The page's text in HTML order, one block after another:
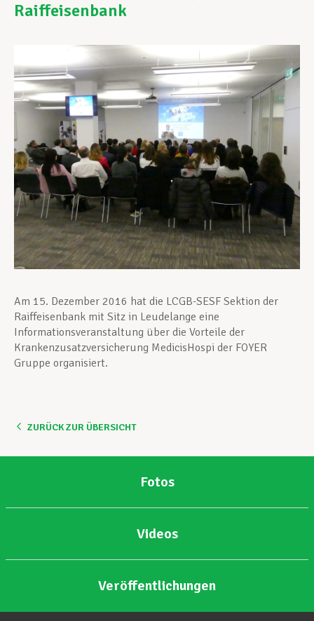
Berufliche Weiterentwicklung
Mitglied werden
Aktuell
Raiffeisenbank
Am 15. Dezember 2016 hat die LCGB-SESF Sektion der
Raiffeisenbank mit Sitz in Leudelange eine
Informationsveranstaltung über die Vorteile der
Krankenzusatzversicherung MedicisHospi der FOYER
Gruppe organisiert.
ZURÜCK ZUR ÜBERSICHT
Fotos
Videos
Veröffentlichungen